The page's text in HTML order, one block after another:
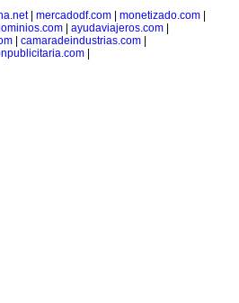
| mercadodf.com| monetizado.com|
| ayudaviajeros.com|
camaradeindustrias.com